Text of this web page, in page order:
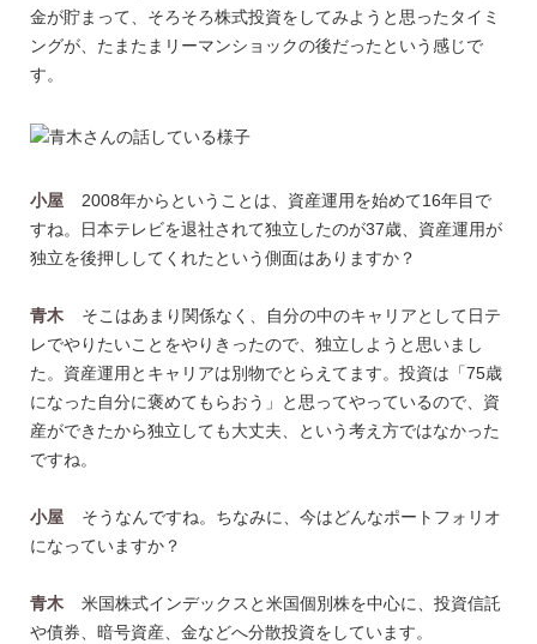
金が貯まって、そろそろ株式投資をしてみようと思ったタイミ
ングが、たまたまリーマンショックの後だったという感じで
す。
小屋
2008年からということは、資産運用を始めて16年目で
すね。日本テレビを退社されて独立したのが37歳、資産運用が
独立を後押ししてくれたという側面はありますか？
青木
そこはあまり関係なく、自分の中のキャリアとして日テ
レでやりたいことをやりきったので、独立しようと思いまし
た。資産運用とキャリアは別物でとらえてます。投資は「75歳
になった自分に褒めてもらおう」と思ってやっているので、資
産ができたから独立しても大丈夫、という考え方ではなかった
ですね。
小屋
そうなんですね。ちなみに、今はどんなポートフォリオ
になっていますか？
青木
米国株式インデックスと米国個別株を中心に、投資信託
や債券、暗号資産、金などへ分散投資をしています。